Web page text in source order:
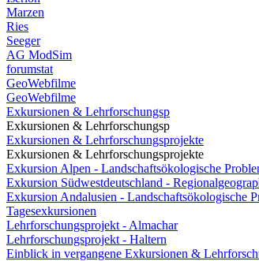
Marzen
Ries
Seeger
AG ModSim
forumstat
GeoWebfilme
GeoWebfilme
Exkursionen & Lehrforschungsp
Exkursionen & Lehrforschungsp
Exkursionen & Lehrforschungsprojekte
Exkursionen & Lehrforschungsprojekte
Exkursion Alpen - Landschaftsökologische
Exkursion Südwestdeutschland -
Exkursion Andalusien - Landschaftsökologische
Tagesexkursionen
Lehrforschungsprojekt - Almachar
Lehrforschungsprojekt - Haltern
Einblick in vergangene Exkursionen &